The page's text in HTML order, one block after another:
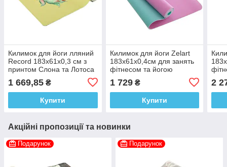
Килимок для йоги лляний
Record 183x61x0,3 см з
принтом Слона та Лотоса
1 669,85 ₴
Купити
Килимок для йоги Zelart
183x61x0,4см для занять
фітнесом та йогою
1 729₴
Купити
2
Акційні пропозиції та новинки
Подарунок Подарунок